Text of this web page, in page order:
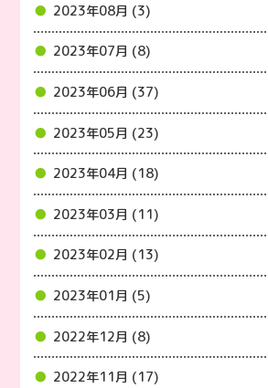
2023年08月 (3)
2023年07月 (8)
2023年06月 (37)
2023年05月 (23)
2023年04月 (18)
2023年03月 (11)
2023年02月 (13)
2023年01月 (5)
2022年12月 (8)
2022年11月 (17)